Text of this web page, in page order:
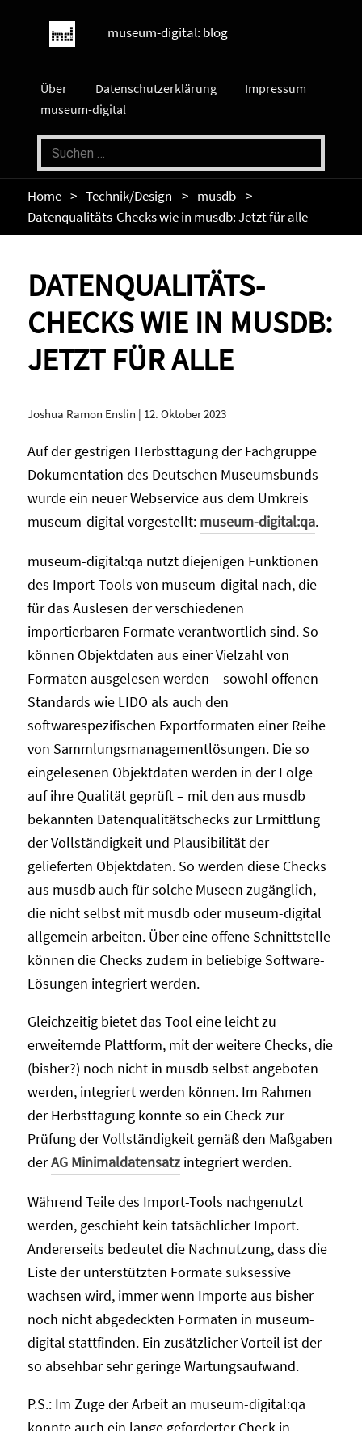
museum-digital: blog
Über Datenschutzerklärung
Impressum
museum-digital
Home Technik/Design
musdb
Datenqualitäts-Checks wie in musdb: Jetzt für alle
DATENQUALITÄTS-
CHECKS WIE IN MUSDB:
JETZT FÜR ALLE
Joshua Ramon Enslin | 12. Oktober 2023
Auf der gestrigen Herbsttagung der Fachgruppe
Dokumentation des Deutschen Museumsbunds
wurde ein neuer Webservice aus dem Umkreis
museum-digital vorgestellt: museum-digital:qa.
museum-digital:qa nutzt diejenigen Funktionen
des Import-Tools von museum-digital nach, die
für das Auslesen der verschiedenen
importierbaren Formate verantwortlich sind. So
können Objektdaten aus einer Vielzahl von
Formaten ausgelesen werden – sowohl offenen
Standards wie LIDO als auch den
softwarespezifischen Exportformaten einer Reihe
von Sammlungsmanagementlösungen. Die so
eingelesenen Objektdaten werden in der Folge
auf ihre Qualität geprüft – mit den aus musdb
bekannten Datenqualitätschecks zur Ermittlung
der Vollständigkeit und Plausibilität der
gelieferten Objektdaten. So werden diese Checks
aus musdb auch für solche Museen zugänglich,
die nicht selbst mit musdb oder museum-digital
allgemein arbeiten. Über eine offene Schnittstelle
können die Checks zudem in beliebige Software-
Lösungen integriert werden.
Gleichzeitig bietet das Tool eine leicht zu
erweiternde Plattform, mit der weitere Checks, die
(bisher?) noch nicht in musdb selbst angeboten
werden, integriert werden können. Im Rahmen
der Herbsttagung konnte so ein Check zur
Prüfung der Vollständigkeit gemäß den Maßgaben
derAG Minimaldatensatzintegriert werden.
Während Teile des Import-Tools nachgenutzt
werden, geschieht kein tatsächlicher Import.
Andererseits bedeutet die Nachnutzung, dass die
Liste der unterstützten Formate suksessive
wachsen wird, immer wenn Importe aus bisher
noch nicht abgedeckten Formaten in museum-
digital stattfinden. Ein zusätzlicher Vorteil ist der
so absehbar sehr geringe Wartungsaufwand.
P.S.: Im Zuge der Arbeit an museum-digital:qa